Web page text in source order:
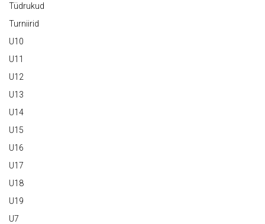
Tüdrukud
Turniirid
U10
U11
U12
U13
U14
U15
U16
U17
U18
U19
U7